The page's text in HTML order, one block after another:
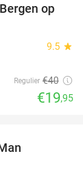
50%
op
9.5 star
Regulier €40
€19,95